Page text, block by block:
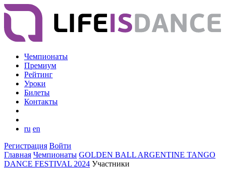
Чемпионаты
Премиум
Рейтинг
Уроки
Билеты
Контакты
ru en
Регистрация Войти
Главная Чемпионаты GOLDEN BALL ARGENTINE TANGO
DANCE FESTIVAL 2024 Участники